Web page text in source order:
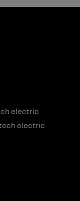
electric
electric